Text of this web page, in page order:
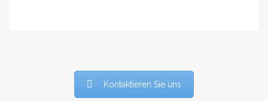
Kontaktieren Sie uns